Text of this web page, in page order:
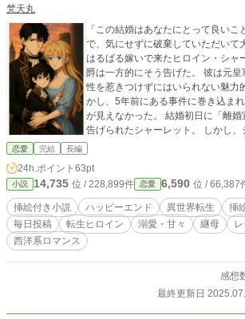
梵天丸
「この結婚はあなたにとって良い
で、気にせずに破棄していただいて大丈夫で
はるばる嫁いで来たヒロイン・シャ
爵は一方的にそう告げた。 彼は元
性を惹きつけずにはいられない魅力
かし、5年前にある事件に巻き込ま
が見えなかった。 結婚初日に「離
告げられたシャーレット。 しかし
に引けない事情があった。 彼女は最
彼女には、過酷な運命が待ち受けて
知っているのは、シャーレット・グ
ら。 そう、この世界は、彼女が読ん
なのだ。 私は出戻るわけにはいかない。出戻った後の物語の
結末を知っているからーー。 シャーレットはそう決意し、嫁
ぎ先のファーレンハイト家に居座る
どもと出会う。 その子どもは、公
恋愛 完結 長編
24h.ポイント 63pt
小説 14,735 位 / 228,899件 恋愛 6,590 位 / 66,387
挿絵付き小説 ハッピーエンド 異世界転生
挿
毎日投稿
転生ヒロイン 溺愛・甘々 継母
西洋系ロマンス
感想
最終更新日